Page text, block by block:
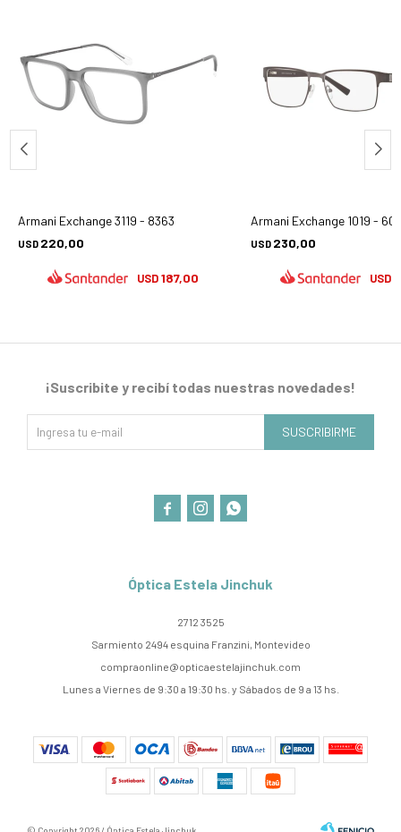
Armani Exchange 3119 - 8363
USD 220,00
USD187,00
Armani Exchange 1019 -
USD 230,00
USD
Óptica Estela Jinchuk
2712 3525
Sarmiento 2494 esquina Franzini, Montevideo
compraonline@opticaestelajinchuk.com
Lunes a Viernes de 9:30 a 19:30 hs. y Sábados de 9 a 13 hs.
¡Suscribite y recibí todas nuestras novedades!
SUSCRIBIRME
  